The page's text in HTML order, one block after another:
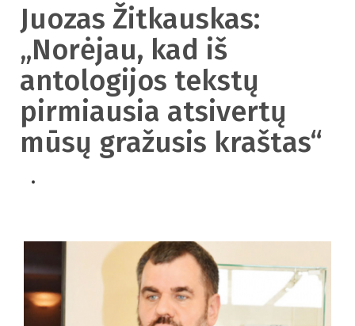
Juozas Žitkauskas:
„Norėjau, kad iš
antologijos tekstų
pirmiausia atsivertų
mūsų gražusis kraštas“